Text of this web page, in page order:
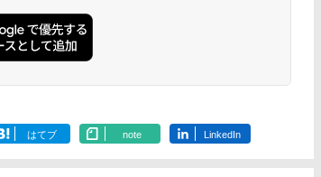
はてブ note LinkedIn